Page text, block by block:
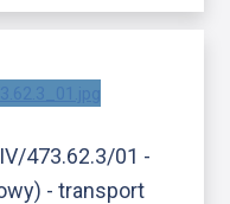
473.62.3/01 -
- transport